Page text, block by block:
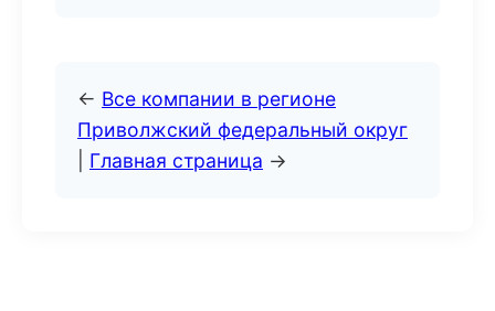
← Все компании в регионе
Приволжский федеральный округ
Главная страница →